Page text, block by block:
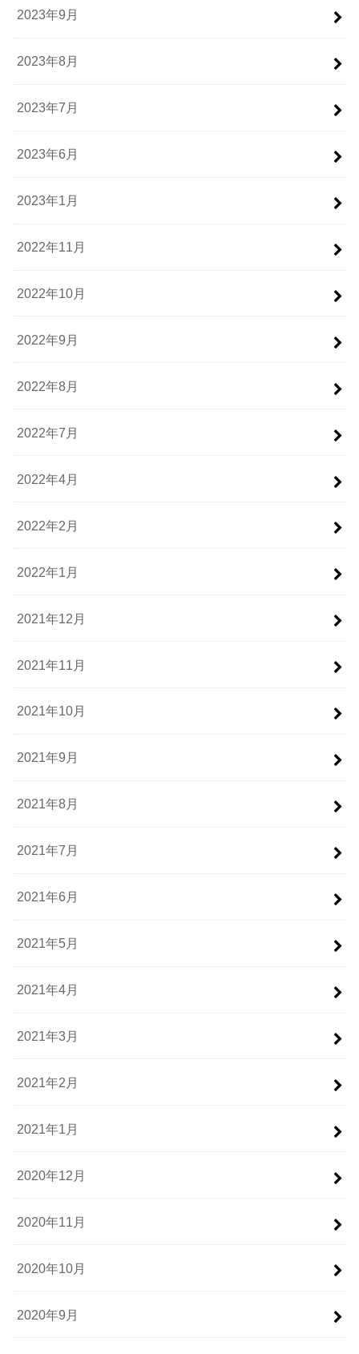
2023年9月
2023年8月
2023年7月
2023年6月
2023年1月
2022年11月
2022年10月
2022年9月
2022年8月
2022年7月
2022年4月
2022年2月
2022年1月
2021年12月
2021年11月
2021年10月
2021年9月
2021年8月
2021年7月
2021年6月
2021年5月
2021年4月
2021年3月
2021年2月
2021年1月
2020年12月
2020年11月
2020年10月
2020年9月